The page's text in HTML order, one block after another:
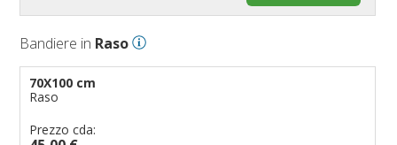
Bandiere in Raso
70X100 cm
Raso
Prezzo cda: